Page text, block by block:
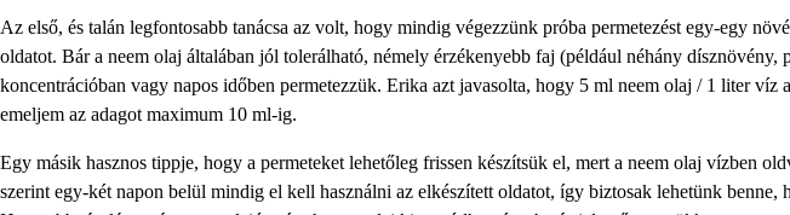
Az első, és talán legfontosabb tanácsa az volt, hogy mindig végezzünk próba permetezést egy-egy
oldatot. Bár a neem olaj általában jól tolerálható, némely érzékenyebb faj (például néhány dísznövény,
koncentrációban vagy napos időben permetezzük. Erika azt javasolta, hogy 5 ml neem olaj / 1 liter víz
emeljem az adagot maximum 10 ml-ig.
Egy másik hasznos tippje, hogy a permeteket lehetőleg frissen készítsük el, mert a neem olaj vízben
szerint egy-két napon belül mindig el kell használni az elkészített oldatot, így biztosak lehetünk